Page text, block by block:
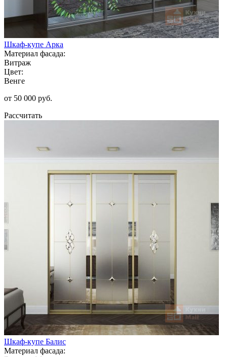
Шкаф-купе Арка
Материал фасада:
Витраж
Цвет:
Венге
от 50 000 руб.
Рассчитать
Шкаф-купе Балис
Материал фасада: